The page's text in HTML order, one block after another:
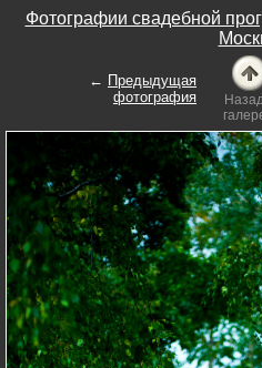
Фотографии свадебной
← Предыдущая
фотография